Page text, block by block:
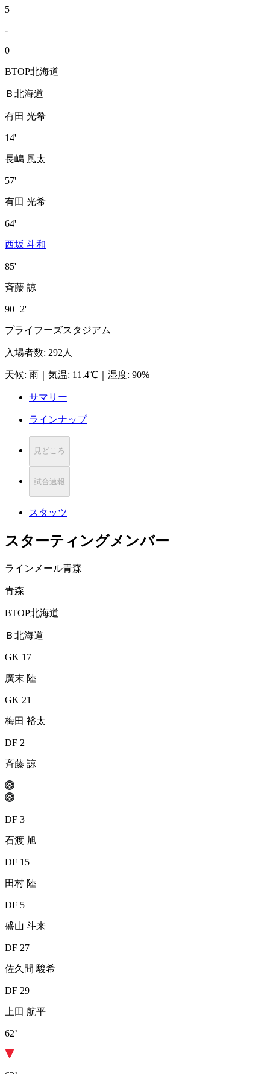
5
-
0
BTOP北海道
Ｂ北海道
有田 光希
14'
長嶋 風太
57'
有田 光希
64'
西坂 斗和
85'
斉藤 諒
90+2'
プライフーズスタジアム
入場者数: 292人
天候: 雨 気温: 11.4℃ 湿度: 90%
サマリー
ラインナップ
見どころ
試合速報
スタッツ
スターティングメンバー
ラインメール青森
青森
BTOP北海道
Ｂ北海道
GK 17
廣末 陸
GK 21
梅田 裕太
DF 2
斉藤 諒
DF 3
石渡 旭
DF 15
田村 陸
DF 5
盛山 斗来
DF 27
佐久間 駿希
DF 29
上田 航平
62’